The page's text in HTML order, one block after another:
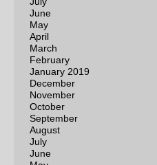
June
May
April
March
February
January 2019
December
November
October
September
August
July
June